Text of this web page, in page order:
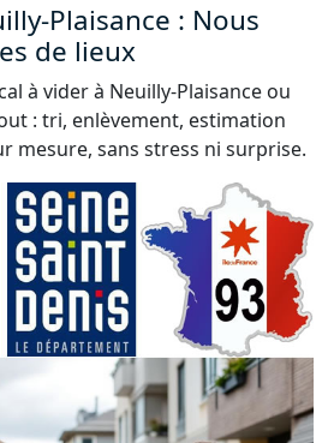
Plaisance : Nous
de lieux
à vider à Neuilly-Plaisance ou
: tri, enlèvement, estimation
mesure, sans stress ni surprise.